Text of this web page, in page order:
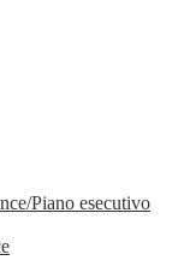
Piano esecutivo